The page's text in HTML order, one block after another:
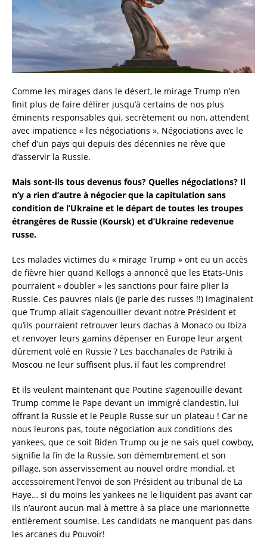
Comme les mirages dans le désert, le mirage Trump n’en
finit plus de faire délirer jusqu’à certains de nos plus
éminents responsables qui, secrètement ou non, attendent
avec impatience « les négociations ». Négociations avec le
chef d’un pays qui depuis des décennies ne rêve que
d’asservir la Russie.
Mais sont-ils tous devenus fous? Quelles négociations? Il
n’y a rien d’autre à négocier que la capitulation sans
condition de l’Ukraine et le départ de toutes les troupes
étrangères de Russie (Koursk) et d’Ukraine redevenue
russe.
Les malades victimes du « mirage Trump » ont eu un accès
de fièvre hier quand Kellogs a annoncé que les Etats-Unis
pourraient « doubler » les sanctions pour faire plier la
Russie. Ces pauvres niais (je parle des russes !!) imaginaient
que Trump allait s’agenouiller devant notre Président et
qu’ils pourraient retrouver leurs dachas à Monaco ou Ibiza
et renvoyer leurs gamins dépenser en Europe leur argent
dûrement volé en Russie ? Les bacchanales de Patriki à
Moscou ne leur suffisent plus, il faut les comprendre!
Et ils veulent maintenant que Poutine s’agenouille devant
Trump comme le Pape devant un immigré clandestin, lui
offrant la Russie et le Peuple Russe sur un plateau ! Car ne
nous leurons pas, toute négociation aux conditions des
yankees, que ce soit Biden Trump ou je ne sais quel cowboy,
signifie la fin de la Russie, son démembrement et son
pillage, son asservissement au nouvel ordre mondial, et
accessoirement l’envoi de son Président au tribunal de La
Haye… si du moins les yankees ne le liquident pas avant car
ils n’auront aucun mal à mettre à sa place une marionnette
entièrement soumise. Les candidats ne manquent pas dans
les arcanes du Pouvoir!